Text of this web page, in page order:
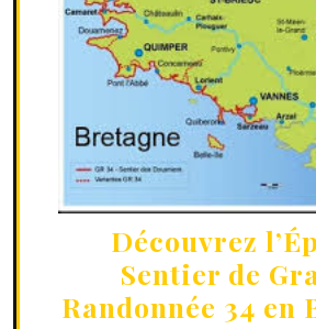
Découvrez
Sentier de
Randonnée 34 en